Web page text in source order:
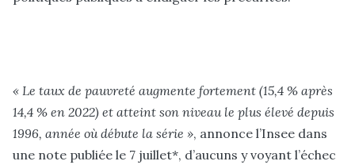
« Le taux de pauvreté augmente fortement (15,4 % après
14,4 % en 2022) et atteint son niveau le plus élevé depuis
1996, année où débute la série », annonce l’Insee dans
une note publiée le 7 juillet*, d’aucuns y voyant l’échec